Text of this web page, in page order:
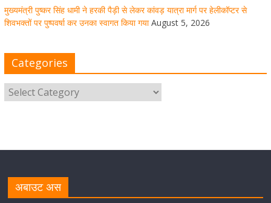
धर्मनगरी हरिद्वार में कांवड़ यात्रा के दौरान मंगलवार को आस्था, सेवा
और संस्कृति का अद्भुत संगम देखने को मिला
मुख्यमंत्री ने स्वास्थ्य सेवा शिविर का किया शुभारंभ, श्रद्धालुओं को
अपने हाथों से परोसा भोजन
August 5, 2026 1 Comment
मुख्यमंत्री पुष्कर सिंह धामी ने हरकी पैड़ी से लेकर कांवड़ यात्रा मार्ग पर हेलीकॉप्टर से
शिवभक्तों पर पुष्पवर्षा कर उनका स्वागत किया गया August 5, 2026
Categories
अबाउट अस